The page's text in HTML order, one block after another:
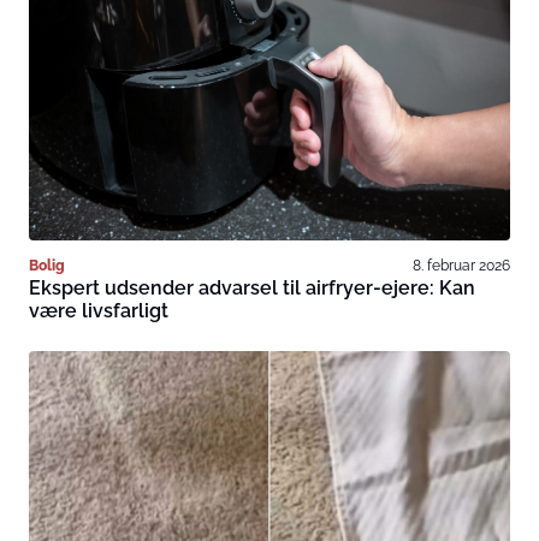
Bolig 8. februar 2026
Ekspert udsender advarsel til airfryer-ejere: Kan
være livsfarligt